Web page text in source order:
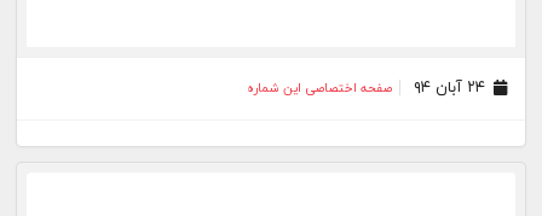
۲۴ آبان ۹۴ صفحه اختصاصی این شماره